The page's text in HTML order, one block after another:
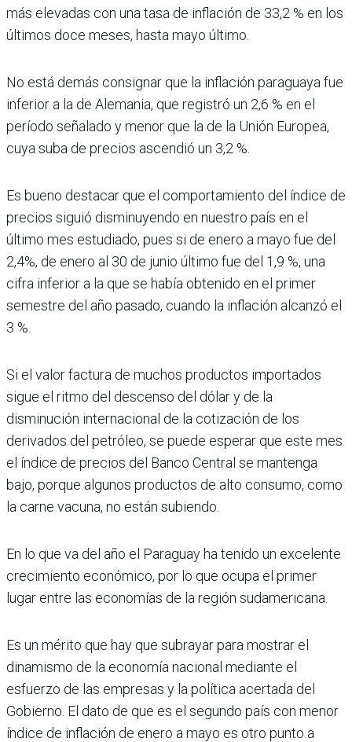
más eleva­das con una tasa de inflación de 33,2 % en los
últimos doce meses, hasta mayo último.
No está demás consignar que la infla­ción paraguaya fue
inferior a la de Alemania, que registró un 2,6 % en el
período señalado y menor que la de la Unión Europea,
cuya suba de precios ascendió un 3,2 %.
Es bueno destacar que el comporta­miento del índice de
precios siguió disminuyendo en nuestro país en el
último mes estudiado, pues si de enero a mayo fue del
2,4%, de enero al 30 de junio último fue del 1,9 %, una
cifra inferior a la que se había obtenido en el primer
semestre del año pasado, cuando la inflación alcanzó el
3 %.
Si el valor factura de muchos productos importados
sigue el ritmo del descenso del dólar y de la
disminución interna­cional de la cotización de los
derivados del petróleo, se puede esperar que este mes
el índice de precios del Banco Cen­tral se mantenga
bajo, porque algunos productos de alto consumo, como
la carne vacuna, no están subiendo.
En lo que va del año el Paraguay ha tenido un excelente
crecimiento eco­nómico, por lo que ocupa el primer
lugar entre las economías de la región sudamericana.
Es un mérito que hay que subrayar para mostrar el
dinamismo de la eco­nomía nacional mediante el
esfuerzo de las empresas y la política acer­tada del
Gobierno. El dato de que es el segundo país con menor
índice de inflación de enero a mayo es otro punto a